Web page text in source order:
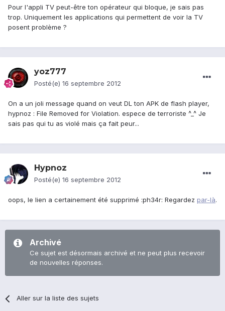
Pour l'appli TV peut-être ton opérateur qui bloque, je sais pas
trop. Uniquement les applications qui permettent de voir la TV
posent problème ?
yoz777
Posté(e) 16 septembre 2012
On a un joli message quand on veut DL ton APK de flash player,
hypnoz : File Removed for Violation. espece de terroriste ^_^ Je
sais pas qui tu as violé mais ça fait peur...
Hypnoz
Posté(e) 16 septembre 2012
oops, le lien a certainement été supprimé :ph34r: Regardez par-là.
Archivé
Ce sujet est désormais archivé et ne peut plus recevoir
de nouvelles réponses.
Aller sur la liste des sujets